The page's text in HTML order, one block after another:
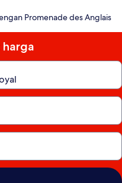
Promenade des Anglais